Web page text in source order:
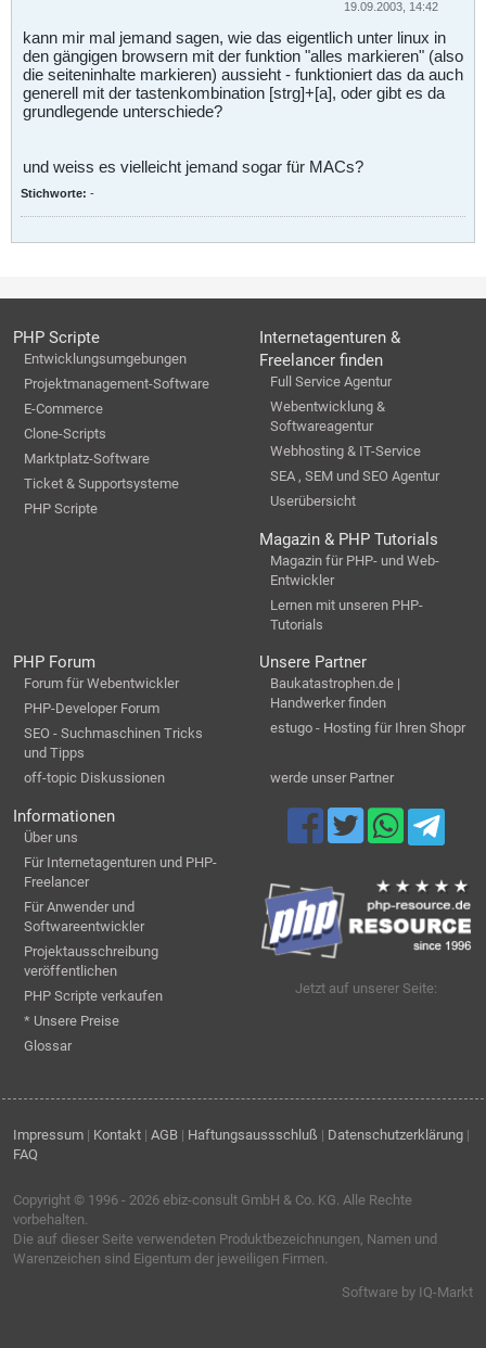
19.09.2003, 14:42
kann mir mal jemand sagen, wie das eigentlich unter linux in
den gängigen browsern mit der funktion "alles markieren" (also
die seiteninhalte markieren) aussieht - funktioniert das da auch
generell mit der tastenkombination [strg]+[a], oder gibt es da
grundlegende unterschiede?
und weiss es vielleicht jemand sogar für MACs?
Stichworte: -
PHP Scripte
Entwicklungsumgebungen
Projektmanagement-Software
E-Commerce
Clone-Scripts
Marktplatz-Software
Ticket & Supportsysteme
PHP Scripte
Internetagenturen &
Freelancer finden
Full Service Agentur
Webentwicklung &
Softwareagentur
Webhosting & IT-Service
SEA , SEM und SEO Agentur
Userübersicht
Magazin & PHP Tutorials
Magazin für PHP- und Web-
Entwickler
Lernen mit unseren PHP-
Tutorials
PHP Forum
Forum für Webentwickler
PHP-Developer Forum
SEO - Suchmaschinen Tricks
und Tipps
off-topic Diskussionen
Unsere Partner
Baukatastrophen.de |
Handwerker finden
estugo - Hosting für Ihren Shopr
werde unser Partner
Informationen
Über uns
Für Internetagenturen und PHP-
Freelancer
Für Anwender und
Softwareentwickler
Projektausschreibung
veröffentlichen
PHP Scripte verkaufen
* Unsere Preise
Glossar
Jetzt auf unserer Seite:
Impressum | Kontakt | AGB | Haftungsaussschluß | Datenschutzerklärung |
FAQ
Copyright © 1996 - 2026 ebiz-consult GmbH & Co. KG. Alle Rechte
vorbehalten.
Die auf dieser Seite verwendeten Produktbezeichnungen, Namen und
Warenzeichen sind Eigentum der jeweiligen Firmen.
Software by IQ-Markt